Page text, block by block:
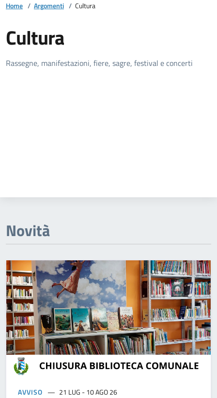
Home / Argomenti / Cultura
Cultura
Dettagli della notizia
Rassegne, manifestazioni, fiere, sagre, festival e concerti
Novità
AVVISO 21 LUG - 10 AGO 26